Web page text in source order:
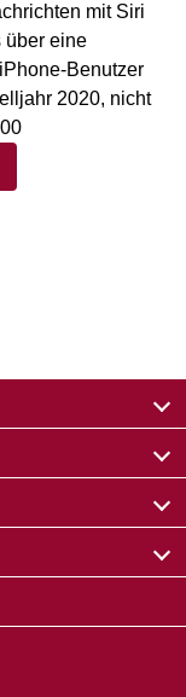
mit Siri
über eine
Benutzer
2020, nicht